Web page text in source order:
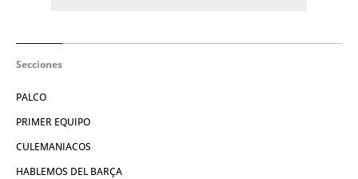
Secciones
PALCO
PRIMER EQUIPO
CULEMANIACOS
HABLEMOS DEL BARÇA